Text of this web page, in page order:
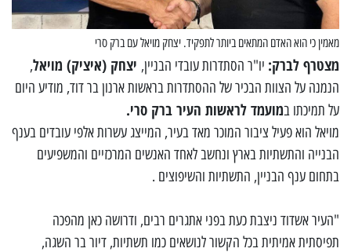
מאמין כי הוא האדם המתאים ביותר לתפקיד. יצחק מויאל עם ברק סרי
מצטרף לברק: יו"ר הסתדרות עובדי הבניין, יצחק (איציק) מויאל,
הנמנה על הצוות הבכיר של ההסתדרות בראשות ארנון בר דוד, מודיע היום
על תמיכתו במועמד לראשות העיר ברק סרי.
מויאל הוא פעיל ציבור המוכר מאד בעיר, המייצג עשרות אלפי עובדים בענף
הבנייה והתשתיות בארץ ונחשב לאחד האנשים המרכזיים והמשפיעים
בתחום ענף הבניין, התשתיות והשיפוצים .
"העיר אשדוד ניצבת כעת בפני אתגרים רבים, ודרושה כאן מהפכה
תפיסתית אמיתית בכל הקשור לנושאים כמו תשתיות, דיור בר השגה,